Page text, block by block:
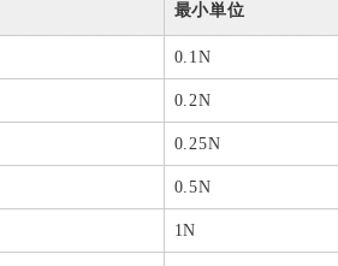
最小単位
0.1N
0.2N
0.25N
0.5N
1N